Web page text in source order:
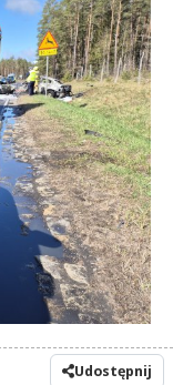
Udostępnij